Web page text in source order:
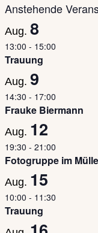
Anstehende
Aug. 8
13:00 - 15:00
Trauung
Aug. 9
14:30 - 17:00
Frauke Biermann
Aug. 12
19:30 - 21:00
Fotogruppe im
Aug. 15
10:00 - 11:30
Trauung